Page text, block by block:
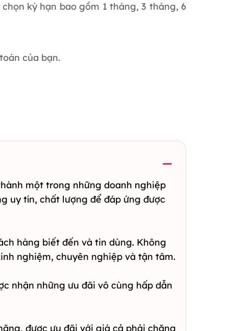
kỳ hạn bao gồm 1 tháng, 3 tháng, 6
của bạn.
một trong những doanh nghiệp
uy tín, chất lượng để đáp ứng được
hàng biết đến và tin dùng. Không
nghiệm, chuyên nghiệp và tận tâm.
nhận những ưu đãi vô cùng hấp dẫn
được ưu đãi với giá cả phải chăng